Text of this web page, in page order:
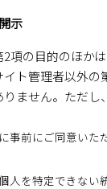
示
項の目的のほか
ト管理者以外の
ません。ただし
事前にご同意いた
人を特定できない